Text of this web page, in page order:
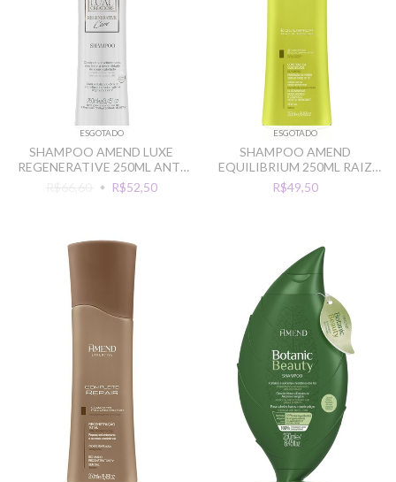
ESGOTADO
SHAMPOO AMEND LUXE
REGENERATIVE 250ML ANTI
ENVELHECIMENTO
R$66,60 R$52,50
ESGOTADO
SHAMPOO AMEND
EQUILIBRIUM 250ML RAIZ
OLEOSA PONTA SECA
R$49,50